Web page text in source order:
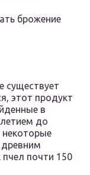
брожение
существует
этот продукт
в
до
почти 150